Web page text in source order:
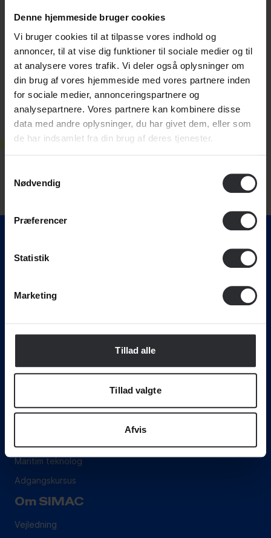
Denne hjemmeside bruger cookies
Vi bruger cookies til at tilpasse vores indhold og
annoncer, til at vise dig funktioner til sociale medier og til
at analysere vores trafik. Vi deler også oplysninger om
din brug af vores hjemmeside med vores partnere inden
for sociale medier, annonceringspartnere og
analysepartnere. Vores partnere kan kombinere disse
data med andre oplysninger, du har givet dem, eller som
de har indsamlet fra din brug af deres tjenester.
Nødvendig
Præferencer
Statistik
Marketing
Tillad alle
Tillad valgte
Afvis
Svendborg International Maritime Academy • Nordre
Havnevej 4, 5700 Svendborg . • Tlf. 72 21 55 00 •
Uddannelser
Maritim teknolog
Adgangskursus
Om SIMAC
Vejledning